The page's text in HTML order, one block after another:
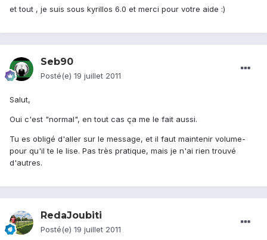
et tout , je suis sous kyrillos 6.0 et merci pour votre aide :)
Seb90
Posté(e) 19 juillet 2011
Salut,
Oui c'est "normal", en tout cas ça me le fait aussi.
Tu es obligé d'aller sur le message, et il faut maintenir volume-
pour qu'il te le lise. Pas très pratique, mais je n'ai rien trouvé
d'autres.
RedaJoubiti
Posté(e) 19 juillet 2011